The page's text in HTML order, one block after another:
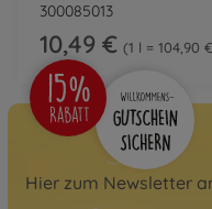
300085013
10,49 € 1 l = 104,90
Hier zum Newsletter